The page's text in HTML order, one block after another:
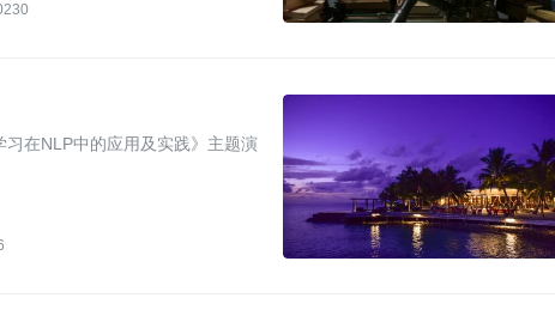
在NLP中的应用及实践》主题演